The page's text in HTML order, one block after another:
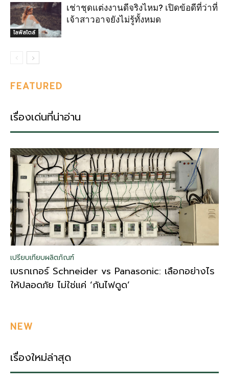
ไลฟ์สไตล์
เช่าชุดแต่งงานดีจริงไหม? เปิดข้อดีที่ว่าที่
เจ้าสาวอาจยังไม่รู้ทั้งหมด
FEATURED
เรื่องเด่นที่น่าอ่าน
เปรียบเทียบผลิตภัณฑ์
เบรกเกอร์ Schneider vs Panasonic: เลือกอย่างไร
ให้ปลอดภัย ไม่ใช่แค่ ‘กันไฟดูด’
NEW
เรื่องใหม่ล่าสุด